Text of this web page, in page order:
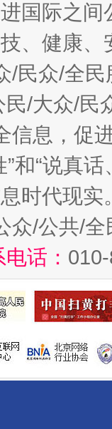
国际之
、健康
/民众/全
/大众/民
信息，促
和“说真
时代现实
众/公共/
话：